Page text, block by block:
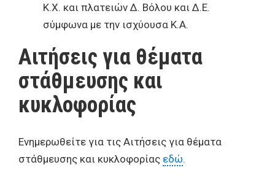
Κ.Χ. και πλατειών Δ. Βόλου και Δ.Ε.
σύμφωνα με την ισχύουσα Κ.Α.
Αιτήσεις για θέματα
στάθμευσης και
κυκλοφορίας
Ενημερωθείτε για τις Αιτήσεις για θέματα
στάθμευσης και κυκλοφορίας εδώ.